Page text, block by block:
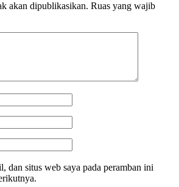
akan dipublikasikan. Ruas yang wajib
dan situs web saya pada peramban ini